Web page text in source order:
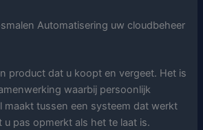
Automatisering uw cloudbeheer
product dat u koopt en vergeet. Het is
waarbij persoonlijk
maakt tussen een systeem dat werkt
u pas opmerkt als het te laat is.